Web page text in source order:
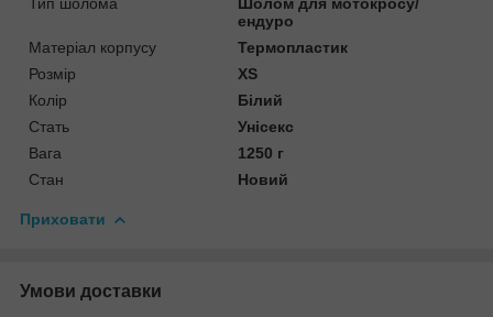
ендуро
Матеріал корпусу
Термопластик
Розмір
XS
Колір
Білий
Стать
Унісекс
Вага
1250 г
Стан
Новий
Приховати
Умови доставки